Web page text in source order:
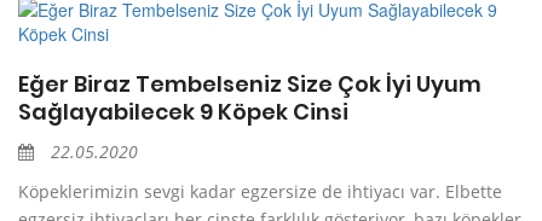
Eğer Biraz Tembelseniz Size Çok İyi Uyum
Sağlayabilecek 9 Köpek Cinsi
22.05.2020
Köpeklerimizin sevgi kadar egzersize de ihtiyacı var. Elbette